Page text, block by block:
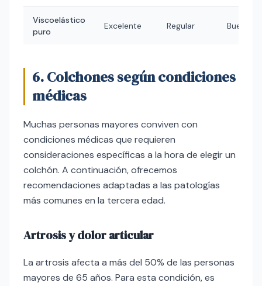
Viscoelástico
puro
Excelente Regular Bueno
6. Colchones según condiciones
médicas
Muchas personas mayores conviven con
condiciones médicas que requieren
consideraciones específicas a la hora de elegir un
colchón. A continuación, ofrecemos
recomendaciones adaptadas a las patologías
más comunes en la tercera edad.
Artrosis y dolor articular
La artrosis afecta a más del 50% de las personas
mayores de 65 años. Para esta condición, es